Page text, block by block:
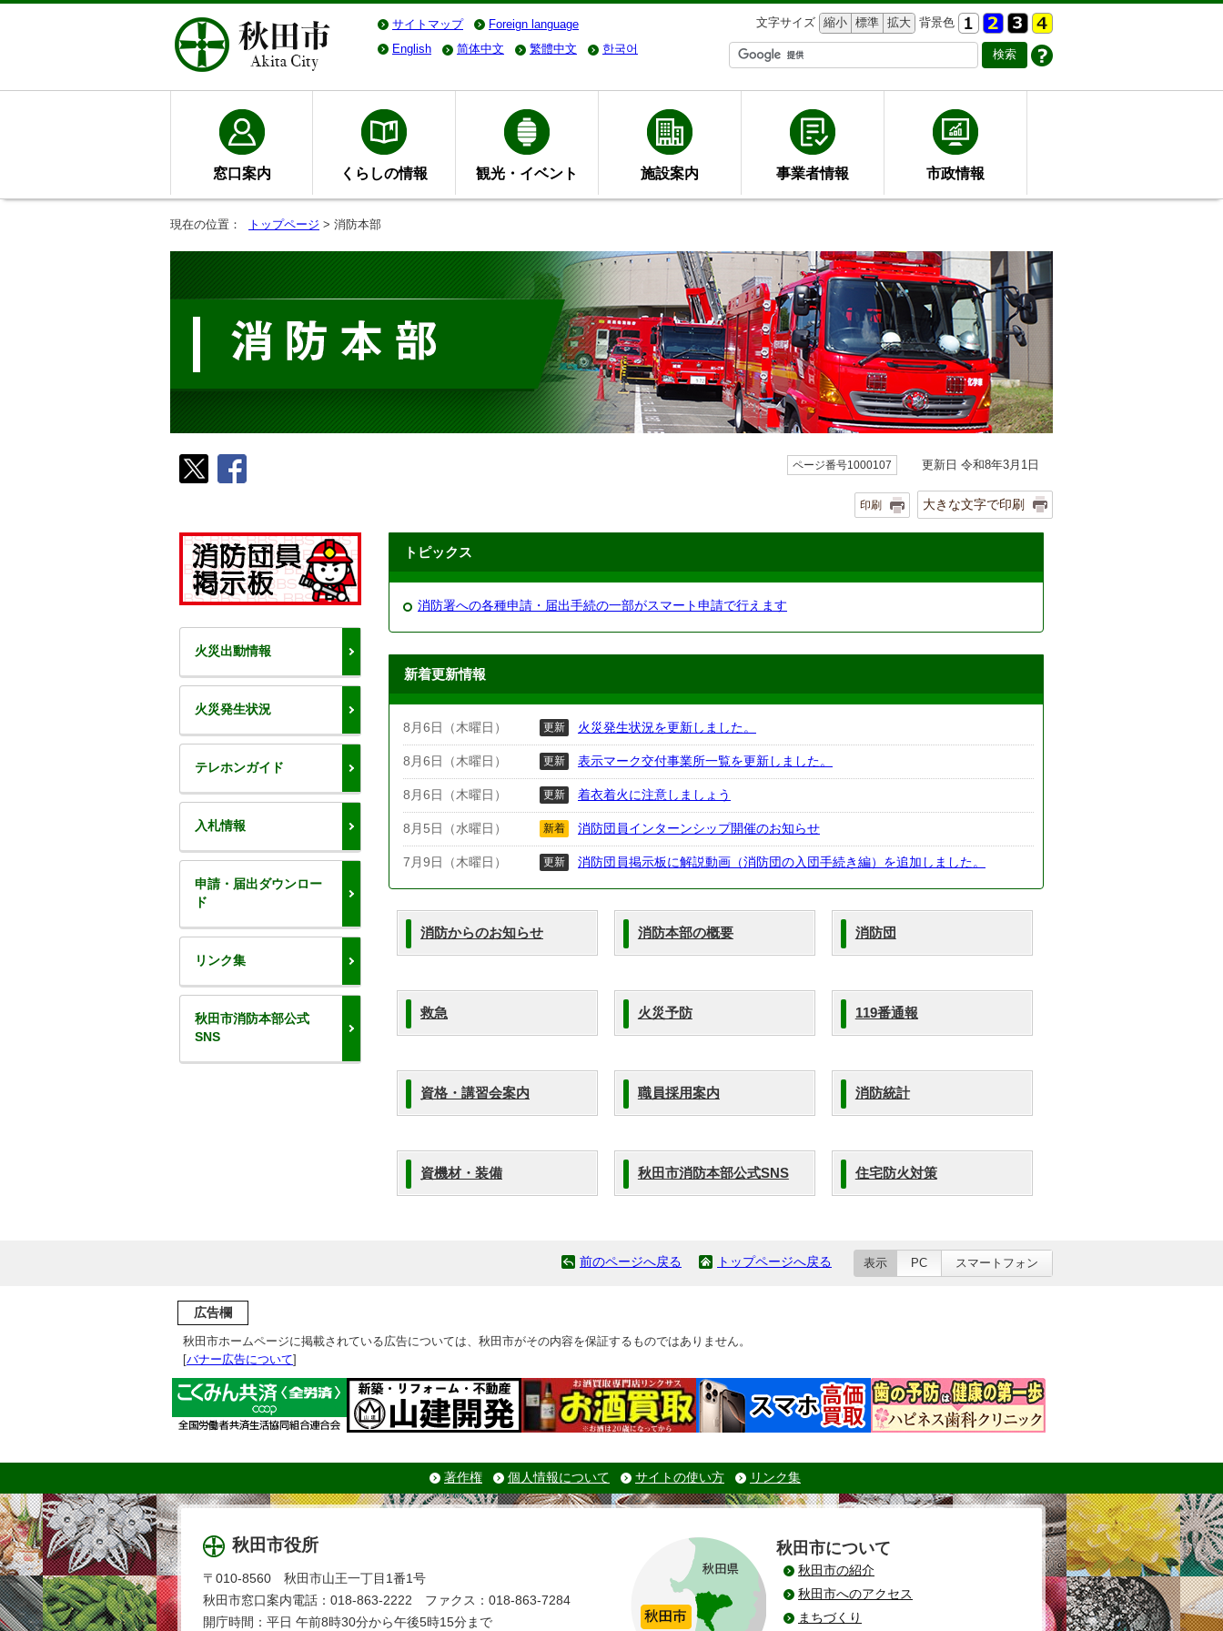
サイトマップ Foreign language 文字サイズ 縮小 標準 拡大 背景色
English
简体中文 繁體中文 한국어
窓口案内 くらしの情報 観光・イベント 施設案内 事業者情報 市政情報
現在の位置： トップページ > 消防本部
ページ番号1000107 更新日 令和8年3月1日
印刷 大きな文字で印刷
トピックス
消防署への各種申請・届出手続の一部がスマート申請で行えます
新着更新情報
8月6日（木曜日） 更新 火災発生状況を更新しました。
8月6日（木曜日） 更新 表示マーク交付事業所一覧を更新しました。
8月6日（木曜日） 更新 着衣着火に注意しましょう
8月5日（水曜日） 新着 消防団員インターンシップ開催のお知らせ
7月9日（木曜日） 更新 消防団員掲示板に解説動画（消防団の入団手続き編）を追加しました。
消防からのお知らせ 消防本部の概要 消防団
救急 火災予防 119番通報
資格・講習会案内 職員採用案内 消防統計
資機材・装備 秋田市消防本部公式SNS 住宅防火対策
火災出動情報
火災発生状況
テレホンガイド
入札情報
申請・届出ダウンロー
ド
リンク集
秋田市消防本部公式
SNS
前のページへ戻る トップページへ戻る 表示 PC スマートフォン
広告欄
秋田市ホームページに掲載されている広告については、秋田市がその内容を保証するものではありません。
[バナー広告について]
著作権 個人情報について サイトの使い方 リンク集
秋田市役所
〒010-8560 秋田市山王一丁目1番1号
秋田市窓口案内電話：018-863-2222 ファクス：018-863-7284
開庁時間：平日 午前8時30分から午後5時15分まで
秋田市について
秋田市の紹介
秋田市へのアクセス
まちづくり